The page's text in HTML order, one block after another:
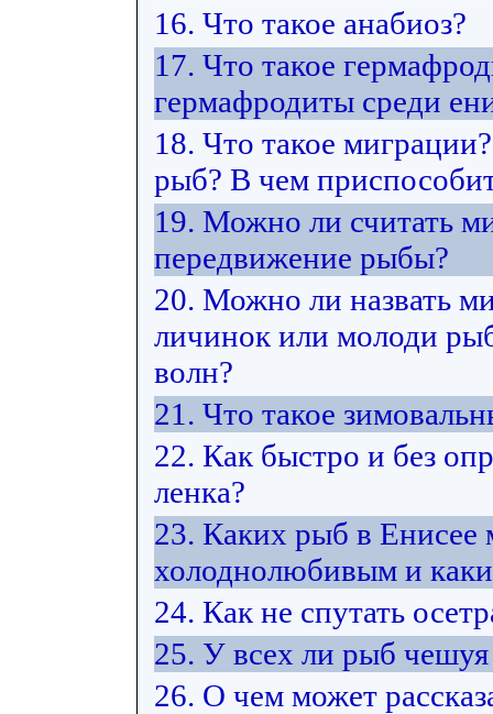
16. Что такое анабиоз?
17. Что такое
гермафродиты среди
18. Что такое
рыб? В чем
19. Можно ли считать
передвижение рыбы?
20. Можно ли назвать
личинок или молоди
волн?
21. Что такое
22. Как быстро и без
ленка?
23. Каких рыб в Енисее
холоднолюбивым и
24. Как не спутать
25. У всех ли рыб чешуя
26. О чем может